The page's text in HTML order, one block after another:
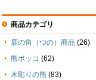
商品カテゴリ
鹿の角（つの）商品 (26)
熊ボッコ (62)
木彫りの熊 (83)